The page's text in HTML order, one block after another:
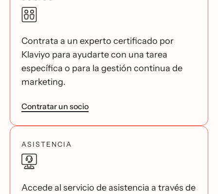
Contrata a un experto certificado por
Klaviyo para ayudarte con una tarea
específica o para la gestión continua de
marketing.
Contratar un socio
ASISTENCIA
Accede al servicio de asistencia a través de